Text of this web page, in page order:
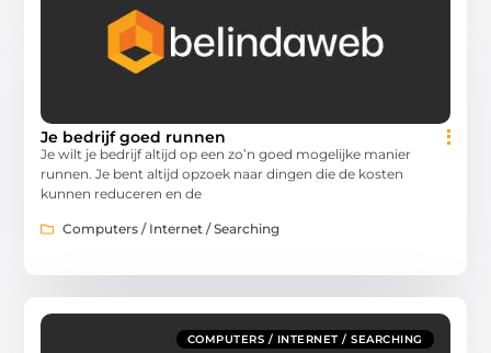
Je bedrijf goed runnen
Je wilt je bedrijf altijd op een zo’n goed mogelijke manier
runnen. Je bent altijd opzoek naar dingen die de kosten
kunnen reduceren en de
Computers / Internet / Searching
COMPUTERS / INTERNET / SEARCHING